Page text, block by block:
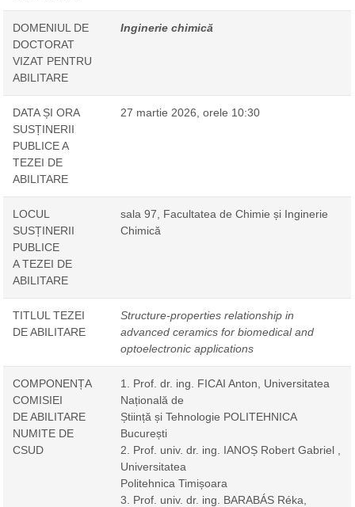
DOMENIUL DE
DOCTORAT
VIZAT PENTRU
ABILITARE
Inginerie chimică
DATA ȘI ORA
SUSȚINERII
PUBLICE A
TEZEI DE
ABILITARE
27 martie 2026, orele 10:30
LOCUL
SUSȚINERII
PUBLICE
A TEZEI DE
ABILITARE
sala 97, Facultatea de Chimie și Inginerie
Chimică
TITLUL TEZEI
DE ABILITARE
Structure-properties relationship in
advanced ceramics for biomedical and
optoelectronic applications
COMPONENȚA
COMISIEI
DE ABILITARE
NUMITE DE
CSUD
1. Prof. dr. ing. FICAI Anton, Universitatea
Națională de
Știință și Tehnologie POLITEHNICA
București
2. Prof. univ. dr. ing. IANOȘ Robert Gabriel ,
Universitatea
Politehnica Timișoara
3. Prof. univ. dr. ing. BARABÁS Réka,